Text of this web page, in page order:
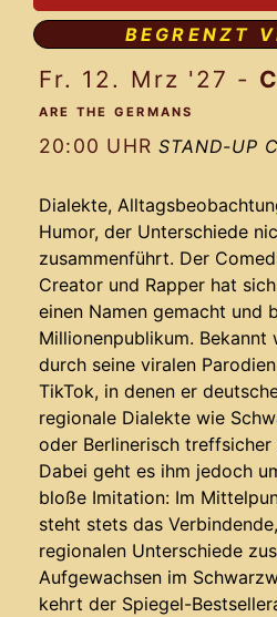
BEGRENZT
Fr. 12. Mrz '27 -
ARE THE GERMANS
20:00 UHRSTAND-UP
Dialekte,
Humor, der Unterschiede
zusammenführt. Der
Creator und Rapper hat
einen Namen gemacht und
Millionenpublikum. Bekannt
durch seine viralen
TikTok, in denen er
regionale Dialekte wie
oder Berlinerisch treffsicher
Dabei geht es ihm jedoch
bloße Imitation: Im
steht stets das
regionalen Unterschiede
Aufgewachsen im
kehrt der Spiegel-